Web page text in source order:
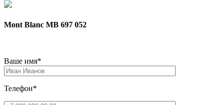
Mont Blanc MB 697 052
Ваше имя*
Телефон*